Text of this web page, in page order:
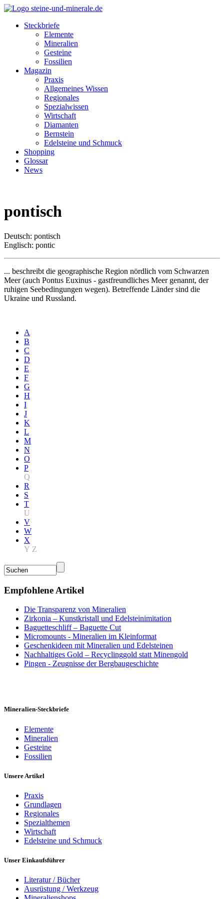
Steckbriefe
Elemente
Mineralien
Gesteine
Fossilien
Magazin
Praxis
Allgemeines Wissen
Regionales
Spezialwissen
Wirtschaft
Diamanten
Bernstein
Edelsteine und Schmuck
Shopping
Glossar
News
pontisch
Deutsch: pontisch
Englisch: pontic
... beschreibt die geographische Region nördlich vom Schwarzen
Meer (auch Pontus Euxinus - gastfreundliches Meer genannt, der
ruhigen Seebedingungen wegen). Betreffende Länder sind die
Ukraine und Russland.
A
B
C
D
E
F
G
H
I
J
K
L
M
N
O
P
Q
R
S
T
U
V
W
X
Y Z
Empfohlene Artikel
Die Transparenz von Mineralien
Zirkonia – Kunstkristall und Edelsteinimitation
Baguetteschliff – Baguette Cut
Micromounts - Mineralien im Kleinformat
Geschenkideen mit Mineralien und Edelsteinen
Nachhaltiges Gold – Recyclinggold statt Minengold
Pingen - Zeugnisse der Bergbaugeschichte
Mineralien-Steckbriefe
Elemente
Mineralien
Gesteine
Fossilien
Unsere Artikel
Praxis
Grundlagen
Regionales
Spezialthemen
Wirtschaft
Edelsteine und Schmuck
Unser Einkaufsführer
Literatur / Bücher
Ausrüstung / Werkzeug